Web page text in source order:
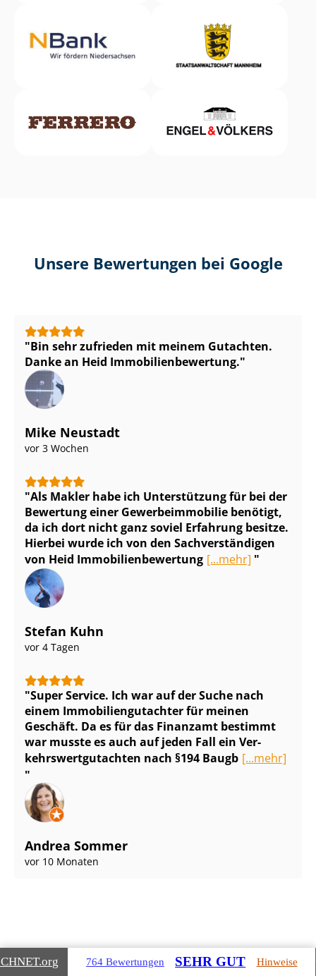
Unsere Bewertungen bei Google
Bin sehr zufrieden mit meinem Gutachten.
Danke an Heid Im­mo­bi­li­en­be­wer­tung.
Mike Neustadt
vor 3 Wochen
Als Makler habe ich Unterstützung für bei der
Bewertung einer Ge­wer­be­im­mo­bi­lie benötigt,
da ich dort nicht ganz soviel Erfahrung besitze.
Hierbei wurde ich von den Sach­ver­stän­di­gen
von Heid Im­mo­bi­li­en­be­wer­tung [...mehr]
Stefan Kuhn
vor 4 Tagen
Super Service. Ich war auf der Suche nach
einem Im­mo­bi­li­en­gut­ach­ter für meinen
Geschäft. Da es für das Finanzamt bestimmt
war musste es auch auf jeden Fall ein Ver­
kehrs­wert­gut­ach­ten nach §194 Baugb [...mehr]
Andrea Sommer
vor 10 Monaten
.org 764 Bewertungen SEHR GUT Hinweise